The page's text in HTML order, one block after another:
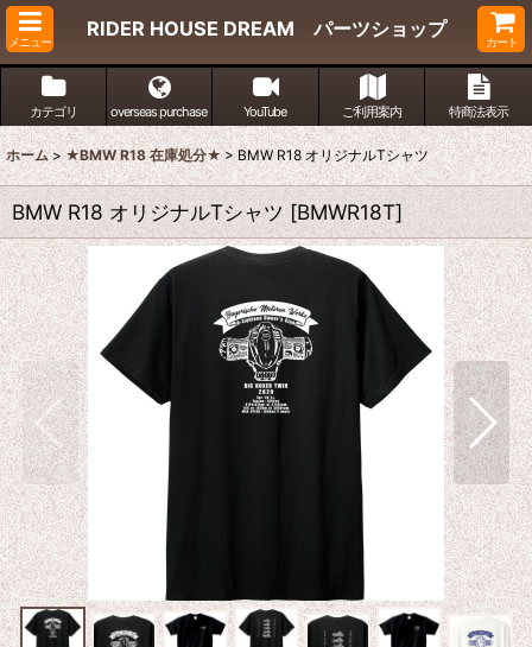
メニュー
RIDER HOUSE DREAM パーツショップ
カート
カテゴリ overseas purchase YouTube ご利用案内 特商法表示
ホーム > ★BMW R18 在庫処分★ > BMW R18 オリジナルTシャツ
BMW R18 オリジナルTシャツ [BMWR18T]